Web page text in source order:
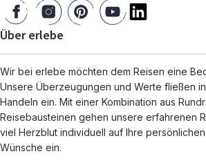
Über erlebe
Wir bei erlebe möchten dem Reisen eine
Unsere Überzeugungen und Werte fließen
Handeln ein. Mit einer Kombination aus
Reisebausteinen gehen unsere erfahrenen
viel Herzblut individuell auf Ihre
Wünsche ein.